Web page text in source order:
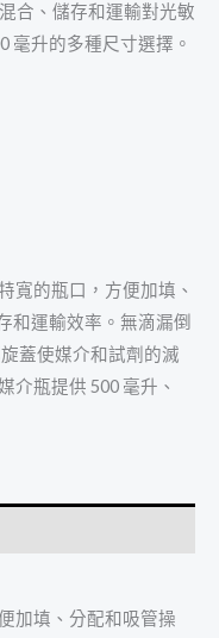
合、儲存和運輸對光敏
毫升的多種尺寸選擇。
寬的瓶口，方便加填、
和運輸效率。無滴漏倒
蓋使媒介和試劑的滅
介瓶提供 500 毫升、
加填、分配和吸管操